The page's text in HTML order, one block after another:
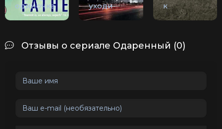
одиночка
уходи
к
Отзывы о сериале Одаренный (0)